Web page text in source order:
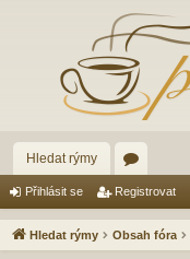
Hledat rýmy
ór
a
Přihlásit se Registrovat
Hledat rýmy Obsah fóra